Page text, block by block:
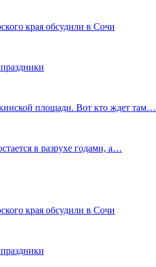
края обсудили в Сочи
площади. Вот кто ждет там…
в разрухе годами, а…
края обсудили в Сочи